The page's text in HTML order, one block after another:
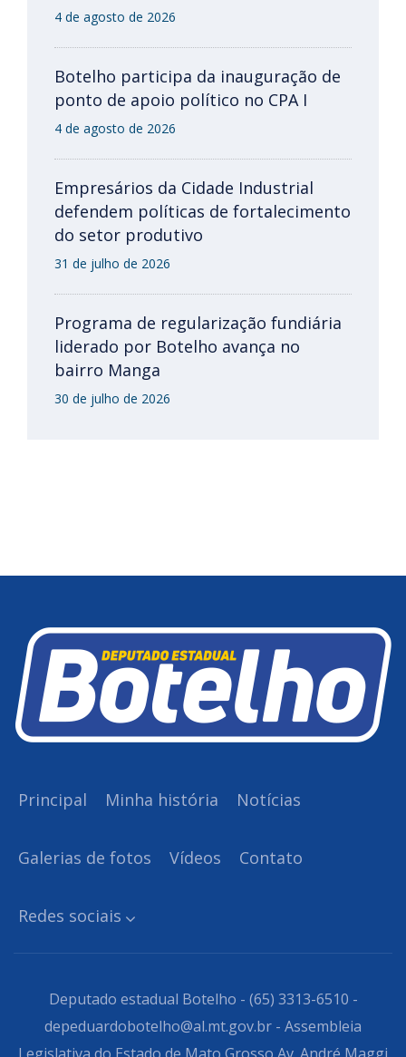
4 de agosto de 2026
Botelho participa da inauguração de
ponto de apoio político no CPA I
4 de agosto de 2026
Empresários da Cidade Industrial
defendem políticas de fortalecimento
do setor produtivo
31 de julho de 2026
Programa de regularização fundiária
liderado por Botelho avança no
bairro Manga
30 de julho de 2026
Principal Minha história Notícias
Galerias de fotos Vídeos Contato
Redes sociais
Deputado estadual Botelho - (65) 3313-6510 -
depeduardobotelho@al.mt.gov.br - Assembleia